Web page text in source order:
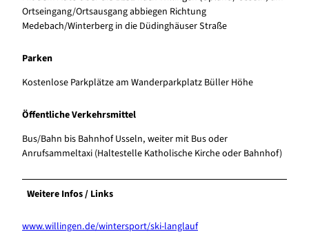
Ortseingang/Ortsausgang abbiegen Richtung
Medebach/Winterberg in die Düdinghäuser Straße
Parken
Kostenlose Parkplätze am Wanderparkplatz Büller Höhe
Öffentliche Verkehrsmittel
Bus/Bahn bis Bahnhof Usseln, weiter mit Bus oder
Anrufsammeltaxi (Haltestelle Katholische Kirche oder Bahnhof)
Weitere Infos / Links
www.willingen.de/wintersport/ski-langlauf